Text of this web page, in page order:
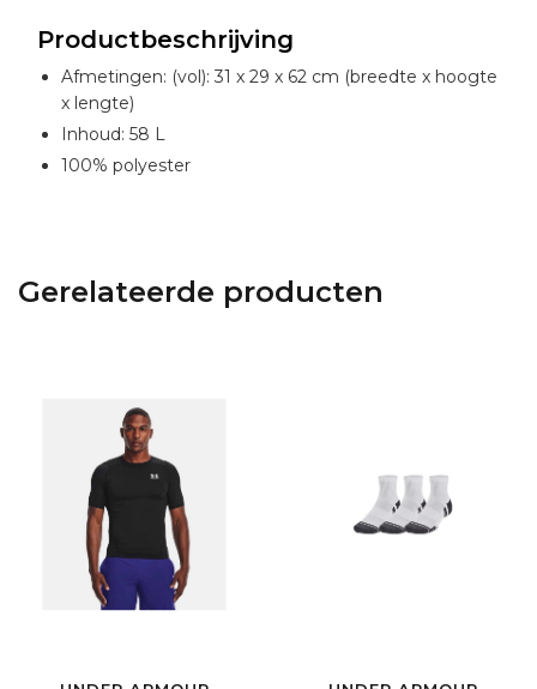
Productbeschrijving
Afmetingen: (vol): 31 x 29 x 62 cm (breedte x hoogte
x lengte)
Inhoud: 58 L
100% polyester
Gerelateerde producten